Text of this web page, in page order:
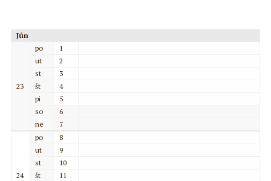
Jún
23
po
1
ut
2
st
3
št
4
pi
5
so
6
ne
7
24
po
8
ut
9
st
10
št
11